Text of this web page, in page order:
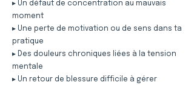
▸ Un défaut de concentration au mauvais
moment
▸ Une perte de motivation ou de sens dans ta
pratique
▸ Des douleurs chroniques liées à la tension
mentale
▸ Un retour de blessure difficile à gérer